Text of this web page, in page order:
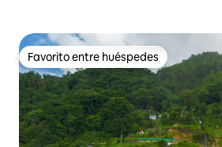
Favorito entre huéspedes
Favorito entre huéspedes